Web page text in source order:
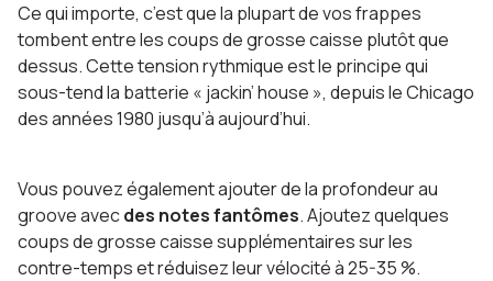
Ce qui importe, c’est que la plupart de vos frappes
tombent entre les coups de grosse caisse plutôt que
dessus. Cette tension rythmique est le principe qui
sous-tend la batterie « jackin’ house », depuis le Chicago
des années 1980 jusqu’à aujourd’hui.
Vous pouvez également ajouter de la profondeur au
groove avecdes notes fantômes. Ajoutez quelques
coups de grosse caisse supplémentaires sur les
contre-temps et réduisez leur vélocité à 25-35 %.